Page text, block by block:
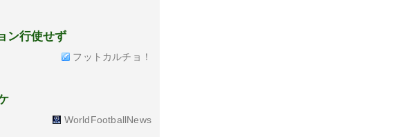
ン行使せず
フットカルチョ！
WorldFootballNews